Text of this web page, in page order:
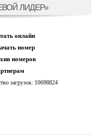
ЛИДЕР»
онлайн
номер
номеров
загрузок: 10698824